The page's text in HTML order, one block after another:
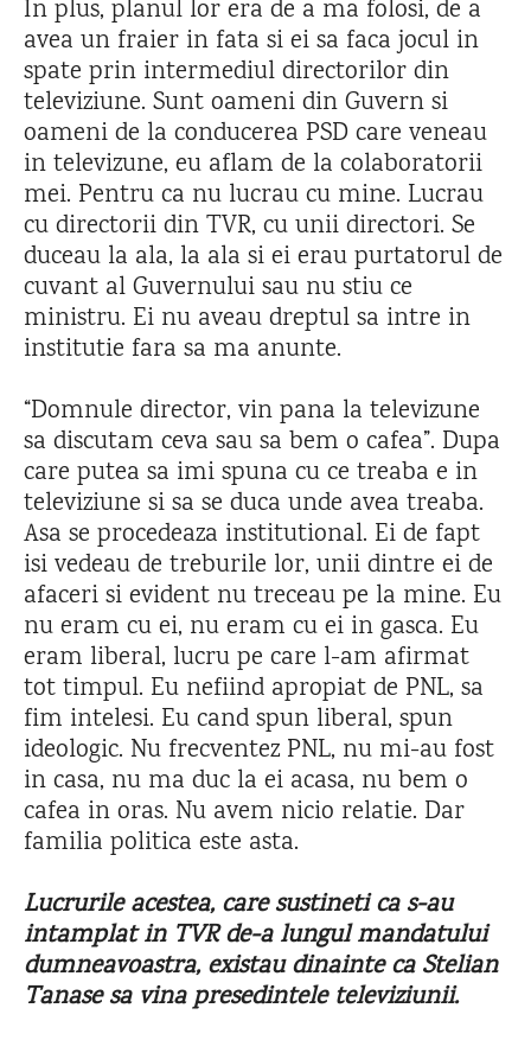
In plus, planul lor era de a ma folosi, de a
avea un fraier in fata si ei sa faca jocul in
spate prin intermediul directorilor din
televiziune. Sunt oameni din Guvern si
oameni de la conducerea PSD care veneau
in televizune, eu aflam de la colaboratorii
mei. Pentru ca nu lucrau cu mine. Lucrau
cu directorii din TVR, cu unii directori. Se
duceau la ala, la ala si ei erau purtatorul de
cuvant al Guvernului sau nu stiu ce
ministru. Ei nu aveau dreptul sa intre in
institutie fara sa ma anunte.
“Domnule director, vin pana la televizune
sa discutam ceva sau sa bem o cafea”. Dupa
care putea sa imi spuna cu ce treaba e in
televiziune si sa se duca unde avea treaba.
Asa se procedeaza institutional. Ei de fapt
isi vedeau de treburile lor, unii dintre ei de
afaceri si evident nu treceau pe la mine. Eu
nu eram cu ei, nu eram cu ei in gasca. Eu
eram liberal, lucru pe care l-am afirmat
tot timpul. Eu nefiind apropiat de PNL, sa
fim intelesi. Eu cand spun liberal, spun
ideologic. Nu frecventez PNL, nu mi-au fost
in casa, nu ma duc la ei acasa, nu bem o
cafea in oras. Nu avem nicio relatie. Dar
familia politica este asta.
Lucrurile acestea, care sustineti ca s-au
intamplat in TVR de-a lungul mandatului
dumneavoastra, existau dinainte ca Stelian
Tanase sa vina presedintele televiziunii.